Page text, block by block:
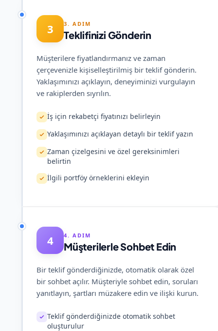
3 3. ADIM
Teklifinizi Gönderin
Müşterilere fiyatlandırmanız ve zaman
çerçevenizle kişiselleştirilmiş bir teklif gönderin.
Yaklaşımınızı açıklayın, deneyiminizi vurgulayın
ve rakiplerden sıyrılın.
İş için rekabetçi fiyatınızı belirleyin
Yaklaşımınızı açıklayan detaylı bir teklif yazın
Zaman çizelgesini ve özel gereksinimleri
belirtin
İlgili portföy örneklerini ekleyin
4 4. ADIM
Müşterilerle Sohbet Edin
Bir teklif gönderdiğinizde, otomatik olarak özel
bir sohbet açılır. Müşteriyle sohbet edin, soruları
yanıtlayın, şartları müzakere edin ve ilişki kurun.
Teklif gönderdiğinizde otomatik sohbet
oluşturulur